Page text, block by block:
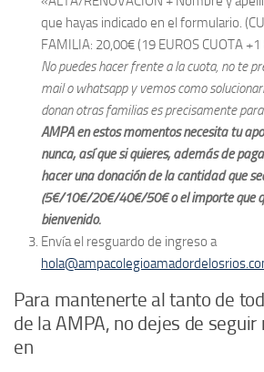
que hayas indicado en el formulario.
FAMILIA: 20,00€ (19 EUROS CUOTA +1
No puedes hacer frente a la cuota, no te
mail o whatsapp y vemos como
donan otras familias es precisamente
AMPA en estos momentos necesita tu
nunca, así que si quieres, además de
hacer una donación de la cantidad que
(5€/10€/20€/40€/50€ o el importe que
bienvenido.
Envía el resguardo de ingreso a
Para mantenerte al tanto de
de la AMPA, no dejes de
en